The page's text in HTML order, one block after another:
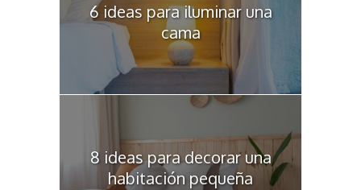
6 ideas para iluminar una
cama
8 ideas para decorar una
habitación pequeña